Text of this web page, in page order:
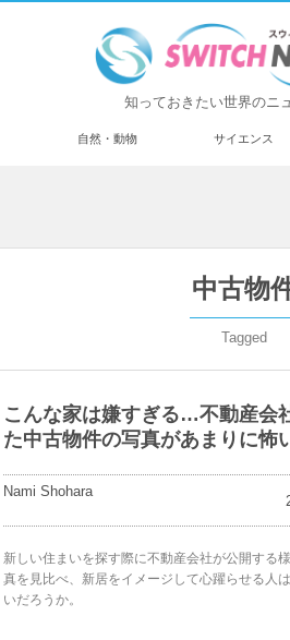
知っておきたい世界のニ
自然・動物 サイエンス
中古物
Tagged
こんな家は嫌すぎる…不動産会
た中古物件の写真があまりに怖
Nami Shohara
新しい住まいを探す際に不動産会社が公開する
真を見比べ、新居をイメージして心躍らせる人
いだろうか。